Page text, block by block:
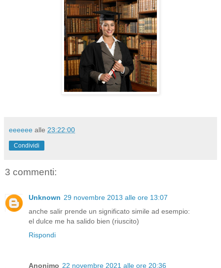
eeeeee alle 23:22:00
Condividi
3 commenti:
Unknown 29 novembre 2013 alle ore 13:07
anche salir prende un significato simile ad esempio:
el dulce me ha salido bien (riuscito)
Rispondi
Anonimo 22 novembre 2021 alle ore 20:36